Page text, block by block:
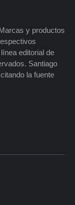
y productos
editorial de
Santiago
la fuente